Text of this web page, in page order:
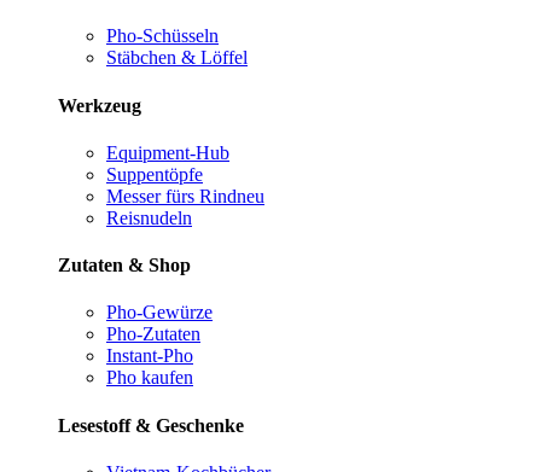
Pho-Schüsseln
Stäbchen & Löffel
Werkzeug
Equipment-Hub
Suppentöpfe
Messer fürs Rindneu
Reisnudeln
Zutaten & Shop
Pho-Gewürze
Pho-Zutaten
Instant-Pho
Pho kaufen
Lesestoff & Geschenke